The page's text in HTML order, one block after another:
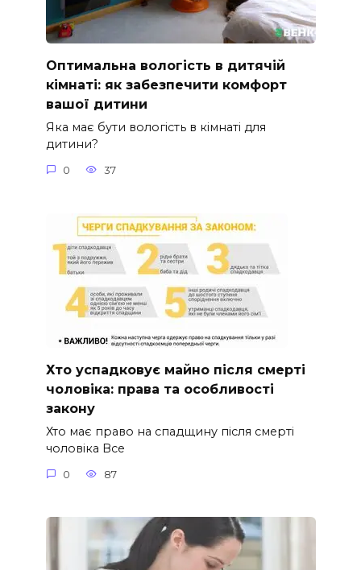
Оптимальна вологість в дитячій
кімнаті: як забезпечити комфорт
вашої дитини
Яка має бути вологість в кімнаті для
дитини?
0 37
Хто успадковує майно після смерті
чоловіка: права та особливості
закону
Хто має право на спадщину після смерті
чоловіка Все
0 87